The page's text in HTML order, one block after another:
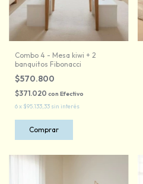
Combo 4 - Mesa kiwi + 2
banquitos Fibonacci
$570.800
$371.020 con Efectivo
6x $95.133,33 sin interés
Comprar